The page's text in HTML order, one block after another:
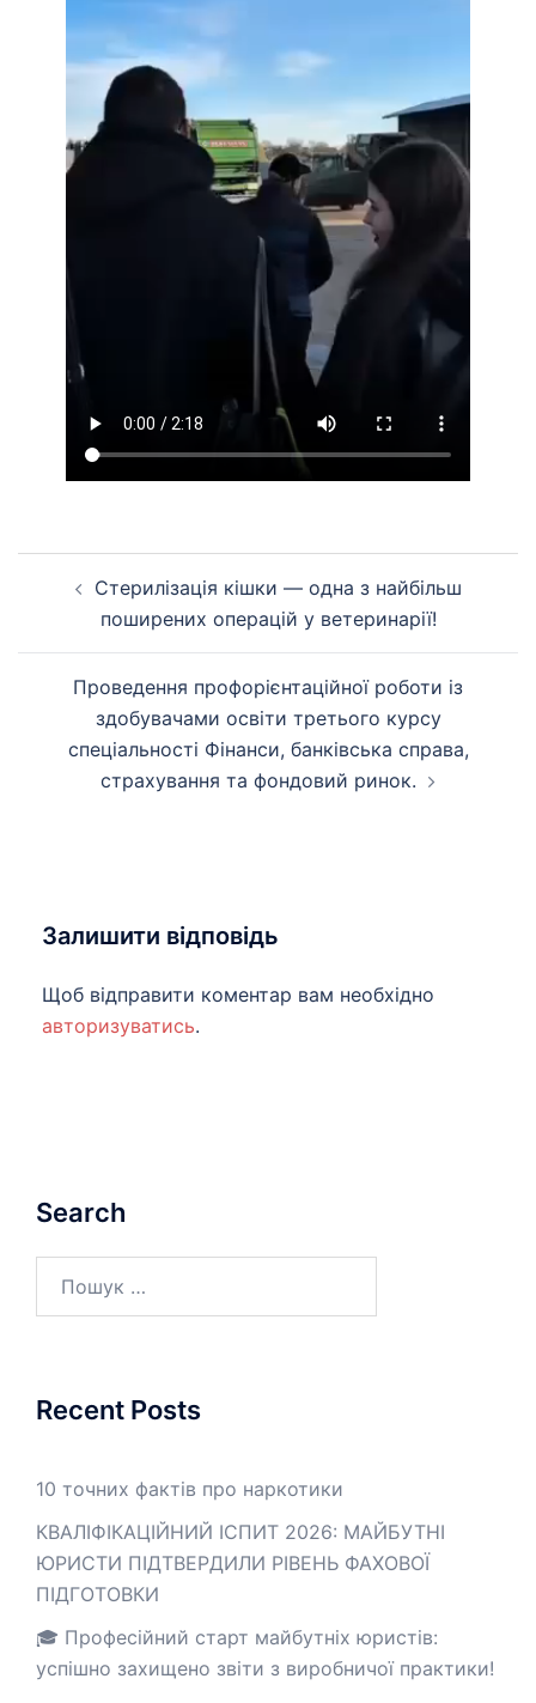
запису
Стерилізація кішки — одна з найбільш
поширених операцій у ветеринарії!
Проведення профорієнтаційної роботи із
здобувачами освіти третього курсу
спеціальності Фінанси, банківська справа,
страхування та фондовий ринок.
Залишити відповідь
Щоб відправити коментар вам необхідно
авторизуватись.
Search
Recent Posts
10 точних фактів про наркотики
КВАЛІФІКАЦІЙНИЙ ІСПИТ 2026: МАЙБУТНІ
ЮРИСТИ ПІДТВЕРДИЛИ РІВЕНЬ ФАХОВОЇ
ПІДГОТОВКИ
🎓 Професійний старт майбутніх юристів:
успішно захищено звіти з виробничої практики!